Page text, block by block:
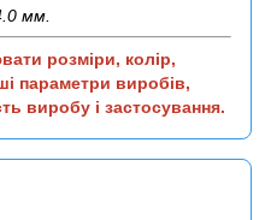
мм.
розміри, колір,
параметри виробів,
виробу і застосування.